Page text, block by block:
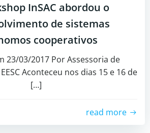
InSAC abordou o
de sistemas
cooperativos
23/03/2017 Por Assessoria de
Aconteceu nos dias 15 e 16 de
[…]
read more